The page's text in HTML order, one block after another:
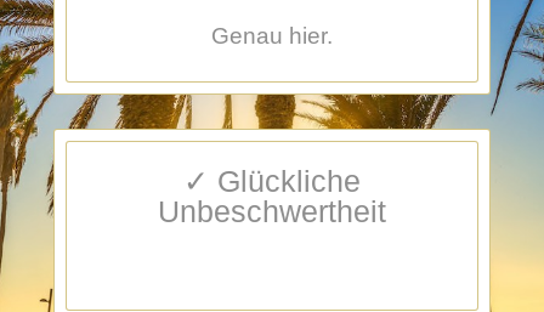
Genau hier.
✓ Glückliche
Unbeschwertheit